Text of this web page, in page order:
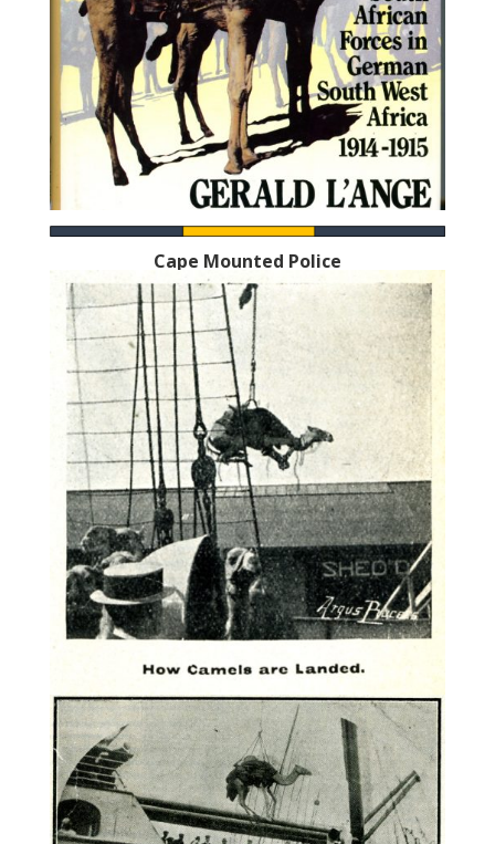
Cape Mounted Police